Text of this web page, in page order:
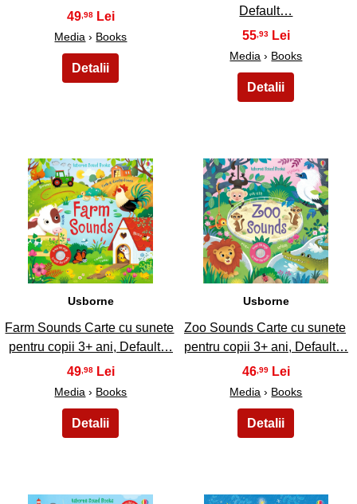
49,98
Media › Books
Default…
55,93
Media › Books
9
Usborne
Farm Sounds Carte cu sunete
pentru copii 3+ ani, Default…
49,98
Media › Books
10
Usborne
Zoo Sounds Carte cu sunete
pentru copii 3+ ani, Default…
46,99
Media › Books